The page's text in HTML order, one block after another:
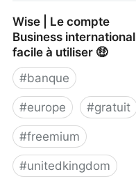
Wise | Le compte
Business international
facile à utiliser 🤑
#banque
#europe #gratuit
#freemium
#unitedkingdom